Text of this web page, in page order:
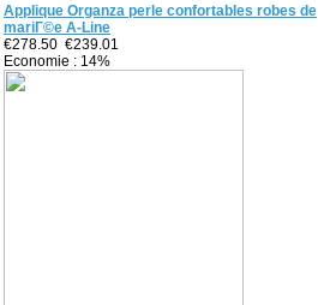
Applique Organza perle confortables robes de
mariГ©e A-Line
€278.50 €239.01
Economie : 14%